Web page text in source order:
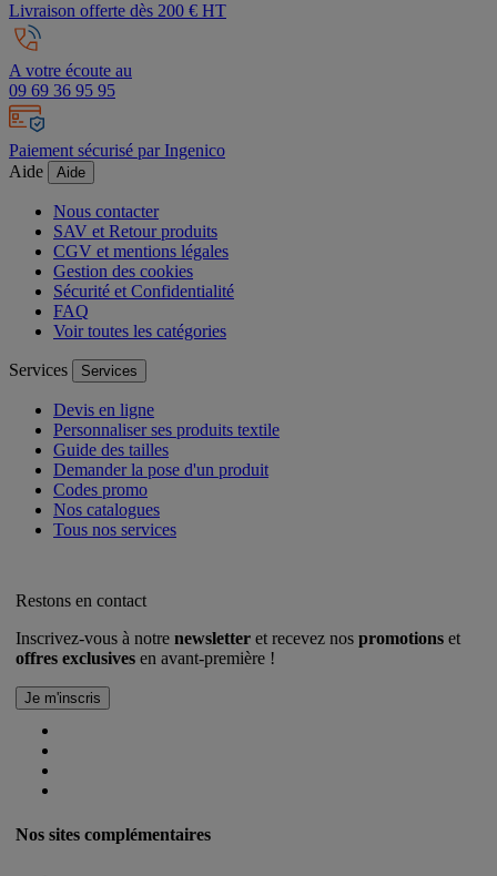
Livraison offerte dès 200 € HT
A votre écoute au
09 69 36 95 95
Paiement sécurisé par Ingenico
Aide
Aide
Nous contacter
SAV et Retour produits
CGV et mentions légales
Gestion des cookies
Sécurité et Confidentialité
FAQ
Voir toutes les catégories
Services Services
Devis en ligne
Personnaliser ses produits textile
Guide des tailles
Demander la pose d'un produit
Codes promo
Nos catalogues
Tous nos services
Restons en contact
Inscrivez-vous à notre newsletter et recevez nos promotions et
offres exclusives en avant-première !
Nos sites complémentaires